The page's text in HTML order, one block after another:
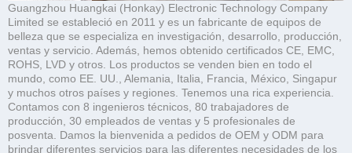
Guangzhou Huangkai (Honkay) Electronic Technology Company
Limited se estableció en 2011 y es un fabricante de equipos de
belleza que se especializa en investigación, desarrollo, producción,
ventas y servicio. Además, hemos obtenido certificados CE, EMC,
ROHS, LVD y otros. Los productos se venden bien en todo el
mundo, como EE. UU., Alemania, Italia, Francia, México, Singapur
y muchos otros países y regiones. Tenemos una rica experiencia.
Contamos con 8 ingenieros técnicos, 80 trabajadores de
producción, 30 empleados de ventas y 5 profesionales de
posventa. Damos la bienvenida a pedidos de OEM y ODM para
brindar diferentes servicios para las diferentes necesidades de los